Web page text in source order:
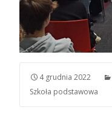
4 grudnia 2022
Szkoła podstawowa